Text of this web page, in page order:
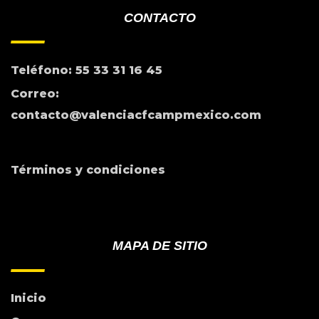
CONTACTO
Teléfono: 55 33 31 16 45
Correo:
contacto@valenciacfcampmexico.com
Términos y condiciones
MAPA DE SITIO
Inicio